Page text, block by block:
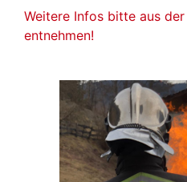
Weitere Infos bitte aus
entnehmen!